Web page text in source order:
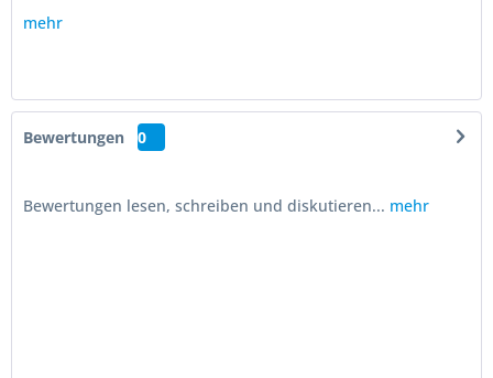
mehr
Bewertungen 0
Bewertungen lesen, schreiben und diskutieren... mehr